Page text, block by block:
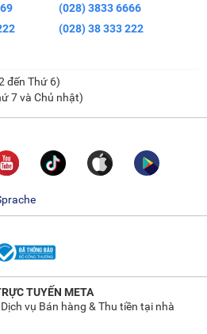
(028) 3833 6666
(028) 38 333 222
đến Thứ 6)
7 và Chủ nhật)
TUYẾN META
vụ Bán hàng & Thu tiền tại nhà